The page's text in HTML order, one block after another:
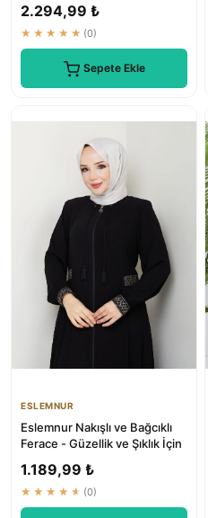
2.294,99 ₺
★★★★★ (0)
Sepete Ekle
ESLEMNUR
Eslemnur Nakışlı ve Bağcıklı
Ferace - Güzellik ve Şıklık İçin
1.189,99 ₺
★★★★★ (0)